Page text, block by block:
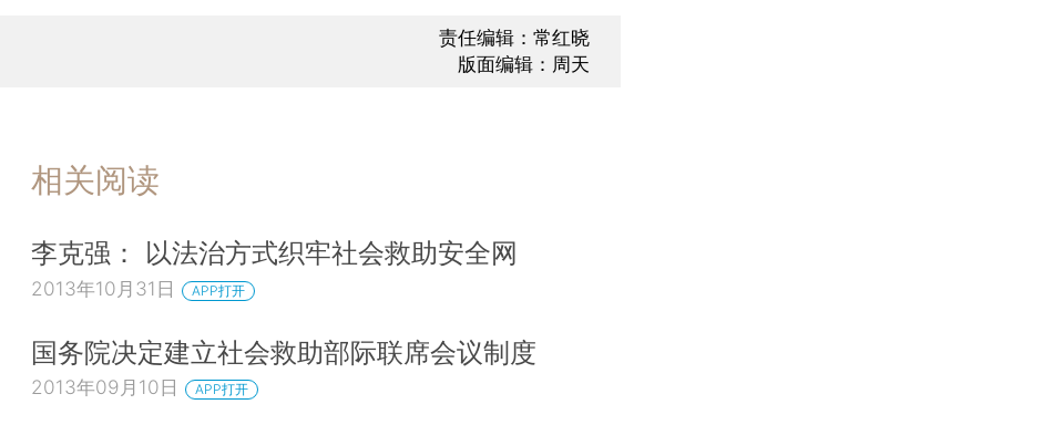
责任编辑：常红晓
版面编辑：周天
相关阅读
李克强： 以法治方式织牢社会救助安全网
2013年10月31日 APP打开
国务院决定建立社会救助部际联席会议制度
2013年09月10日 APP打开